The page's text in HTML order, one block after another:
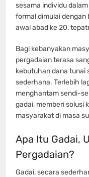
sesama individu
formal dimulai
awal abad ke 20,
Bagi kebanyakan
pergadaian terasa
kebutuhan dana tunai
sederhana. Terlebih
menghantam sendi-
gadai, memberi solusi
masyarakat di masa
Apa Itu Gadai,
Pergadaian?
Gadai, secara